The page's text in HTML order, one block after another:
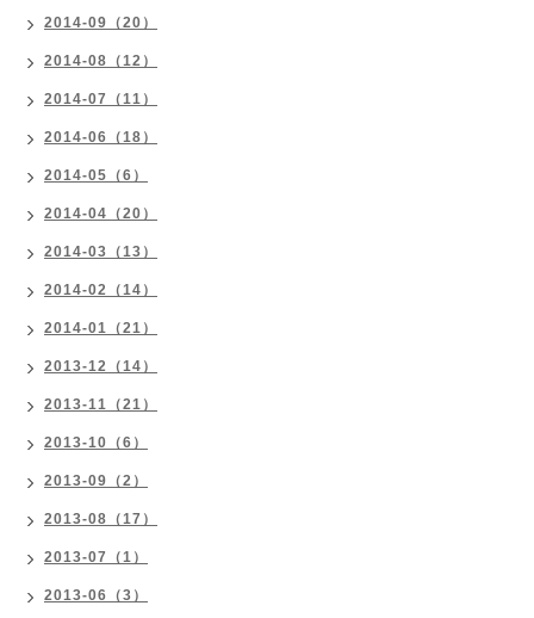
2014-09（20）
2014-08（12）
2014-07（11）
2014-06（18）
2014-05（6）
2014-04（20）
2014-03（13）
2014-02（14）
2014-01（21）
2013-12（14）
2013-11（21）
2013-10（6）
2013-09（2）
2013-08（17）
2013-07（1）
2013-06（3）